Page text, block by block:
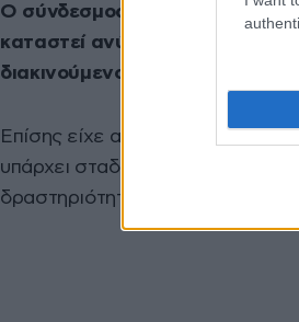
Ο σύνδεσμος των ακτοοπλόων,
καταστεί ανύπαρκτη καθώς θα
διακινούμενους για λόγους
Επίσης είχε αναφέρει ότι σε
υπάρχει σταδιακή καθημερινή
δραστηριότητος, αλλά και